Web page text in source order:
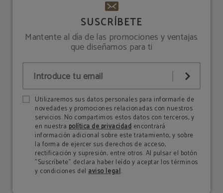
SUSCRÍBETE
Mantente al día de las promociones y ventajas
que diseñamos para ti
Utilizaremos sus datos personales para informarle de
novedades y promociones relacionadas con nuestros
servicios. No compartimos estos datos con terceros, y
en nuestra política de privacidadencontrará
información adicional sobre este tratamiento, y sobre
la forma de ejercer sus derechos de acceso,
rectificación y supresión, entre otros. Al pulsar el botón
"Suscríbete" declara haber leído y aceptar los términos
y condiciones delaviso legal.